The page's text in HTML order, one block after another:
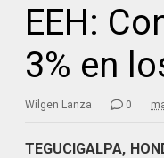
EEH:
3% en
Wilgen Lanza 0
TEGUCIGALPA,